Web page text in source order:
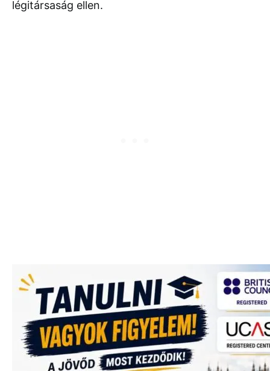
légitársaság ellen.